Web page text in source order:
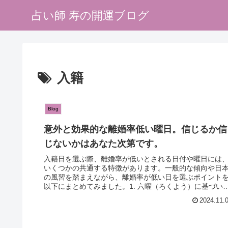
占い師 寿の開運ブログ
入籍
Blog
意外と効果的な離婚率低い曜日。信じるか信
じないかはあなた次第です。
入籍日を選ぶ際、離婚率が低いとされる日付や曜日には、
いくつかの共通する特徴があります。一般的な傾向や日本
の風習を踏まえながら、離婚率が低い日を選ぶポイントを
以下にまとめてみました。1. 六曜（ろくよう）に基づい